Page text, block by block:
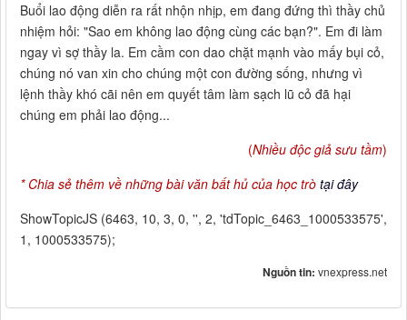
Buổi lao động diễn ra rất nhộn nhịp, em đang đứng thì thầy chủ
nhiệm hỏi: "Sao em không lao động cùng các bạn?". Em đi làm
ngay vì sợ thầy la. Em cầm con dao chặt mạnh vào mấy bụi cỏ,
chúng nó van xin cho chúng một con đường sống, nhưng vì
lệnh thầy khó cãi nên em quyết tâm làm sạch lũ cỏ đã hại
chúng em phải lao động...
(Nhiều độc giả sưu tầm)
* Chia sẻ thêm về những bài văn bất hủ của học trò tại đây
ShowTopicJS (6463, 10, 3, 0, '', 2, 'tdTopic_6463_1000533575',
1, 1000533575);
Nguồn tin: vnexpress.net